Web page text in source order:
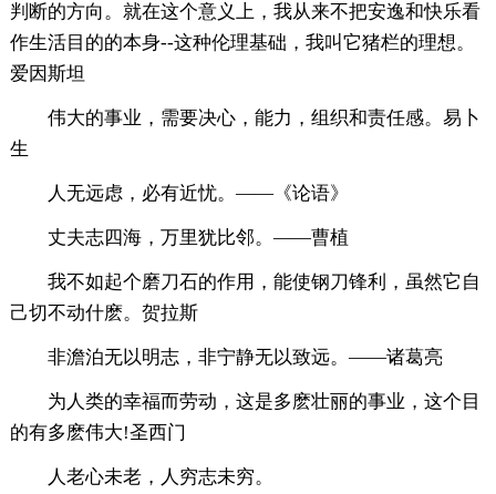
判断的方向。就在这个意义上，我从来不把安逸和快乐看
作生活目的的本身--这种伦理基础，我叫它猪栏的理想。
爱因斯坦
伟大的事业，需要决心，能力，组织和责任感。易卜
生
人无远虑，必有近忧。——《论语》
丈夫志四海，万里犹比邻。——曹植
我不如起个磨刀石的作用，能使钢刀锋利，虽然它自
己切不动什麽。贺拉斯
非澹泊无以明志，非宁静无以致远。——诸葛亮
为人类的幸福而劳动，这是多麽壮丽的事业，这个目
的有多麽伟大!圣西门
人老心未老，人穷志未穷。